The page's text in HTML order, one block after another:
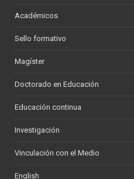
Académicos
Sello formativo
Magíster
Doctorado en Educación
Educación continua
Investigación
Vinculación con el Medio
English